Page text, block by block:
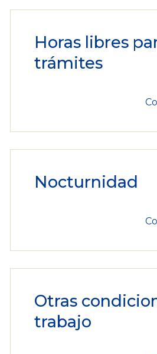
Horas libres
trámites
Nocturnidad
Otras
trabajo